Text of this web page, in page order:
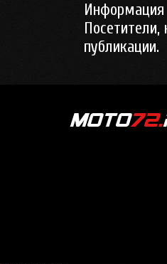
Информация
Посетители,
публикации.